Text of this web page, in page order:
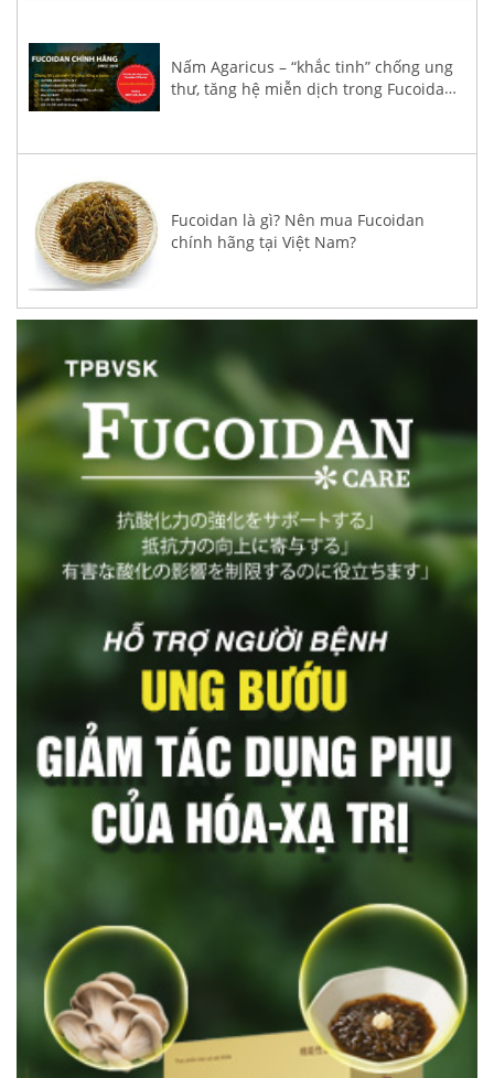
Nấm Agaricus – “khắc tinh” chống ung
thư, tăng hệ miễn dịch trong Fucoidan
Fucoidan là gì? Nên mua Fucoidan
chính hãng tại Việt Nam?